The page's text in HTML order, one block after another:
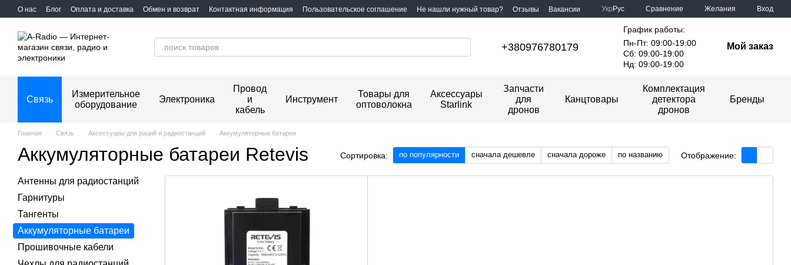
Перейти к основному контенту
О нас Блог Оплата и доставка Обмен и возврат Контактная информация Пользовательское соглашение Не нашли нужный товар? Отзывы Вакансии Укр Рус Сравнение Желания Вход
+380976780179
График работы:
Пн-Пт: 09:00-19:00
Сб: 09:00-19:00
Нд: 09:00-19:00
Мой заказ
Связь
Измерительное
оборудование
Электроника
Провод
и
кабель
Инструмент
Товары для
оптоволокна
Аксессуары
Starlink
Запчасти
для
дронов
Канцтовары
Комплектация
детектора
дронов
Бренды
Главная Связь Аксессуары для раций и радиостанций Аккумуляторные батареи
Аккумуляторные батареи Retevis Сортировка: по популярности сначала дешевле сначала дороже по названию Отображение:
Антенны для радиостанций
Гарнитуры
Тангенты
Аккумуляторные батареи
Прошивочные кабели